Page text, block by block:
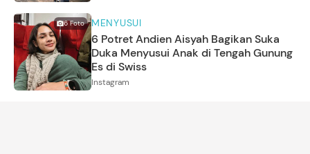
6Foto MENYUSUI
6 Potret Andien Aisyah Bagikan Suka
Duka Menyusui Anak di Tengah Gunung
Es di Swiss
Instagram